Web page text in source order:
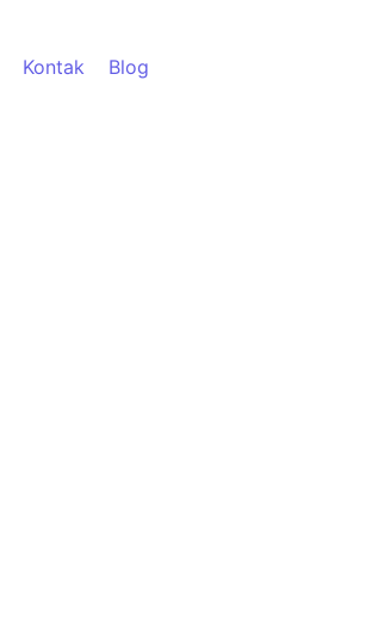
Kontak Blog